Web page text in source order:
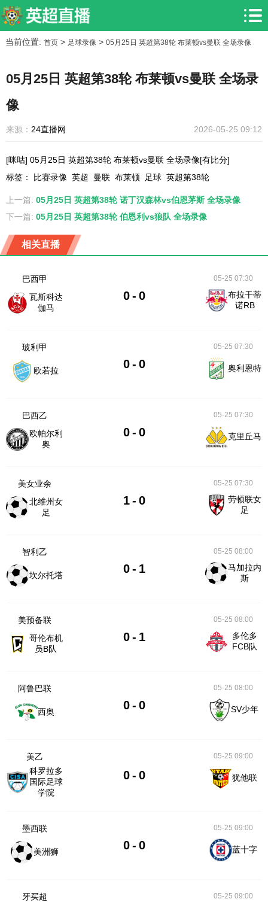
当前位置: 首页> 足球录像 > 05月25日 英超第38轮 布莱顿vs曼联 全场录像
05月25日 英超第38轮 布莱顿vs曼联 全场录
像
来源： 24直播网 2026-05-25 09:12
[咪咕] 05月25日 英超第38轮 布莱顿vs曼联 全场录像[有比分]
标签 ： 比赛录像 英超 曼联 布莱顿 足球 英超第38轮
上一篇: 05月25日 英超第38轮 诺丁汉森林vs伯恩茅斯 全场录像
下一篇: 05月25日 英超第38轮 伯恩利vs狼队 全场录像
相关直播
巴西甲
瓦斯科达
伽马
0 - 0
05-25 07:30
布拉干蒂
诺RB
玻利甲
欧若拉 0 - 0
05-25 07:30
奥利恩特
巴西乙
欧帕尔利
奥
0 - 0
05-25 07:30
克里丘马
美女业余
北维州女
足
1 - 0
05-25 07:30
劳顿联女
足
智利乙
坎尔托塔 0 - 1
05-25 08:00
马加拉内
斯
美预备联
哥伦布机
员B队
0 - 1
05-25 08:00
多伦多
FCB队
阿鲁巴联
西奥 0 - 0
05-25 08:00
SV少年
美乙
科罗拉多
国际足球
学院
0 - 0
05-25 09:00
犹他联
墨西联
美洲狮 0 - 0
05-25 09:00
蓝十字
牙买超 05-25 09:00